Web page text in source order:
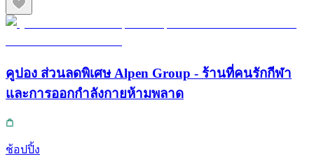
คูปอง ส่วนลดพิเศษ Alpen Group - ร้านที่คนรักกีฬา
และการออกกำลังกายห้ามพลาด
ช้อปปิ้ง